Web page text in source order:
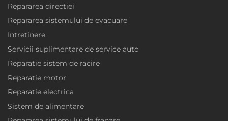
Repararea directiei
Repararea sistemului de evacuare
Intretinere
Servicii suplimentare de service auto
Reparatie sistem de racire
Reparatie motor
Reparatie electrica
Sistem de alimentare